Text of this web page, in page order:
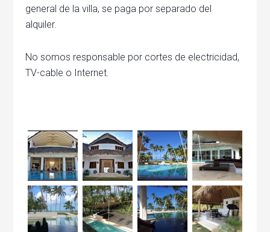
general de la villa, se paga por separado del
alquiler.
No somos responsable por cortes de electricidad,
TV-cable o Internet.